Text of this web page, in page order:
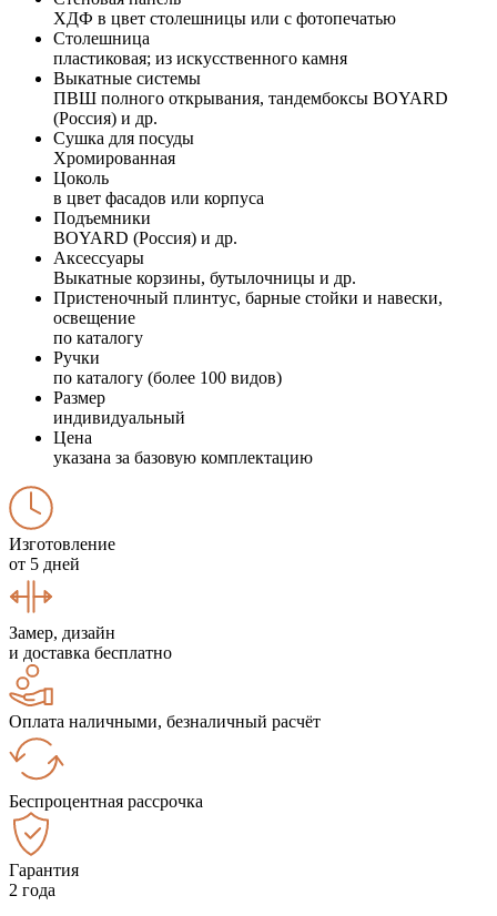
ХДФ в цвет столешницы или с фотопечатью
Столешница
пластиковая; из искусственного камня
Выкатные системы
ПВШ полного открывания, тандембоксы BOYARD
(Россия) и др.
Сушка для посуды
Хромированная
Цоколь
в цвет фасадов или корпуса
Подъемники
BOYARD (Россия) и др.
Аксессуары
Выкатные корзины, бутылочницы и др.
Пристеночный плинтус, барные стойки и навески,
освещение
по каталогу
Ручки
по каталогу (более 100 видов)
Размер
индивидуальный
Цена
указана за базовую комплектацию
Изготовление
от 5 дней
Замер, дизайн
и доставка бесплатно
Оплата наличными, безналичный расчёт
Беспроцентная рассрочка
Гарантия
2 года